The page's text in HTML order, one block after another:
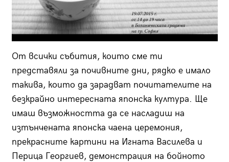
От всички събития, които сме ти
представяли за почивните дни, рядко е имало
такива, които да зарадват почитателите на
безкрайно интересната японска култура. Ще
имаш възможността да се насладиш на
изтънчената японска чаена церемония,
прекрасните картини на Игната Василева и
Перица Георгиев, демонстрация на бойното